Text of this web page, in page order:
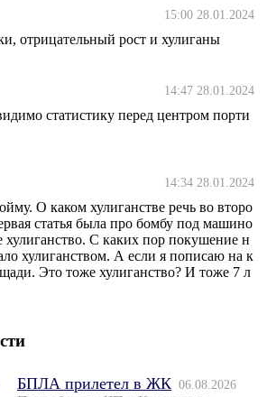
15:00 28.01.2024
отрицательный рост и хулиганы
14:47 28.01.2024
статистику перед центром порти
14:34 28.01.2024
О каком хулиганстве речь во второ
статья была про бомбу под машино
С каких пор покушение н
хулиганством. А если я пописаю на к
Это тоже хулиганство? И тоже 7 л
БПЛА прилетел в ЖК 06.08.2026